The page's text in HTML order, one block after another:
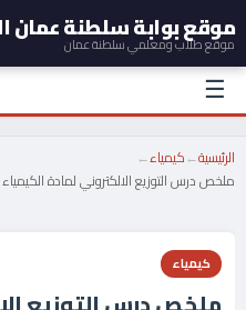
موقع بوابة سلطنة عمان
موقع طلاب ومعلمي سلطنة عمان
☰
الرئيسية←كيمياء←
ملخص درس التوزيع الالكتروني لمادة
كيمياء